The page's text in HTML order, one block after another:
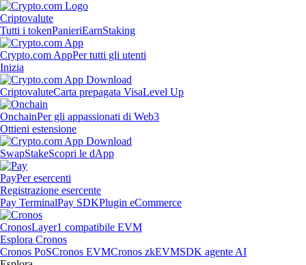
Criptovalute
Tutti i tokenPanieriEarnStaking
Crypto.com AppPer tutti gli utenti
Inizia
CriptovaluteCarta prepagata VisaLevel Up
OnchainPer gli appassionati di Web3
Ottieni estensione
SwapStakeScopri le dApp
PayPer esercenti
Registrazione esercente
Pay TerminalPay SDKPlugin eCommerce
CronosLayer1 compatibile EVM
Esplora Cronos
Cronos PoSCronos EVMCronos zkEVMSDK agente AI